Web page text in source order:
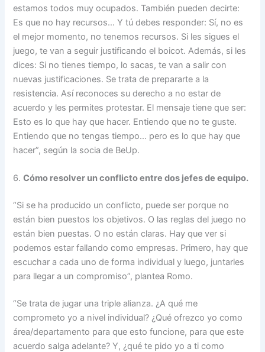
estamos todos muy ocupados. También pueden decirte:
Es que no hay recursos… Y tú debes responder: Sí, no es
el mejor momento, no tenemos recursos. Si les sigues el
juego, te van a seguir justificando el boicot. Además, si les
dices: Si no tienes tiempo, lo sacas, te van a salir con
nuevas justificaciones. Se trata de prepararte a la
resistencia. Así reconoces su derecho a no estar de
acuerdo y les permites protestar. El mensaje tiene que ser:
Esto es lo que hay que hacer. Entiendo que no te guste.
Entiendo que no tengas tiempo… pero es lo que hay que
hacer”, según la socia de BeUp.
6.Cómo resolver un conflicto entre dos jefes de equipo.
“Si se ha producido un conflicto, puede ser porque no
están bien puestos los objetivos. O las reglas del juego no
están bien puestas. O no están claras. Hay que ver si
podemos estar fallando como empresas. Primero, hay que
escuchar a cada uno de forma individual y luego, juntarles
para llegar a un compromiso”, plantea Romo.
“Se trata de jugar una triple alianza. ¿A qué me
comprometo yo a nivel individual? ¿Qué ofrezco yo como
área/departamento para que esto funcione, para que este
acuerdo salga adelante? Y, ¿qué te pido yo a ti como